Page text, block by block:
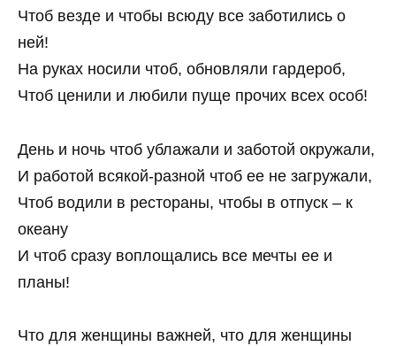
Чтоб везде и чтобы всюду все заботились о
ней!
На руках носили чтоб, обновляли гардероб,
Чтоб ценили и любили пуще прочих всех особ!
День и ночь чтоб ублажали и заботой окружали,
И работой всякой-разной чтоб ее не загружали,
Чтоб водили в рестораны, чтобы в отпуск – к
океану
И чтоб сразу воплощались все мечты ее и
планы!
Что для женщины важней, что для женщины